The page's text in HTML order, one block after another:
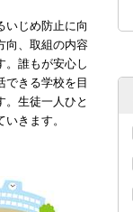
じめ防止に向
向、取組の内容
。誰もが安心し
できる学校を目
。生徒一人ひと
きます。